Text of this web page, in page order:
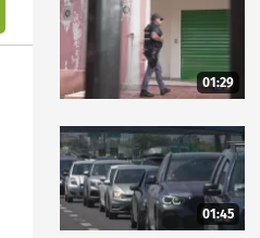
01:29
01:45